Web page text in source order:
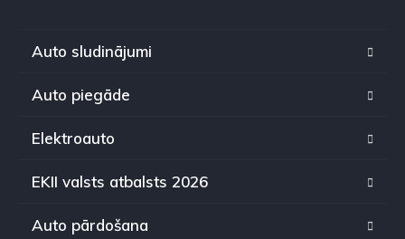
Auto sludinājumi
Auto piegāde
Elektroauto
EKII valsts atbalsts 2026
Auto pārdošana